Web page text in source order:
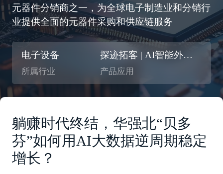
元器件分销商之一，为全球电子制造业和分销行
业提供全面的元器件采购和供应链服务
电子设备
所属行业
探迹拓客 | AI智能外呼 | 智能CRM
产品应用
躺赚时代终结，华强北“贝多
芬”如何用AI大数据逆周期稳定
增长？